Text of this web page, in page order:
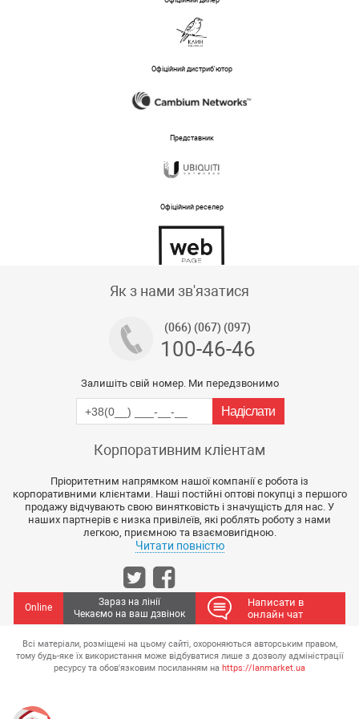
Офіційний дистриб'ютор
Представник
Офіційний реселер
Як з нами зв'язатися
(066) (067) (097)
100-46-46
Залишіть свій номер. Ми передзвонимо
Корпоративним кліентам
Пріоритетним напрямком нашої компанії є робота із
корпоративними клієнтами. Наші постійні оптові покупці з першого
продажу відчувають свою винятковість і значущість для нас. У
наших партнерів є низка привілеїв, які роблять роботу з нами
легкою, приємною та взаємовигідною.
Читати повністю
Online
Зараз на лінії
Чекаємо на ваш дзвінок
Написати в
онлайн чат
Всі матеріали, розміщені на цьому сайті, охороняються авторським правом,
тому будь-яке їх використання може відбуватися лише з дозволу адміністрації
ресурсу та обов'язковим посиланням на https://lanmarket.ua